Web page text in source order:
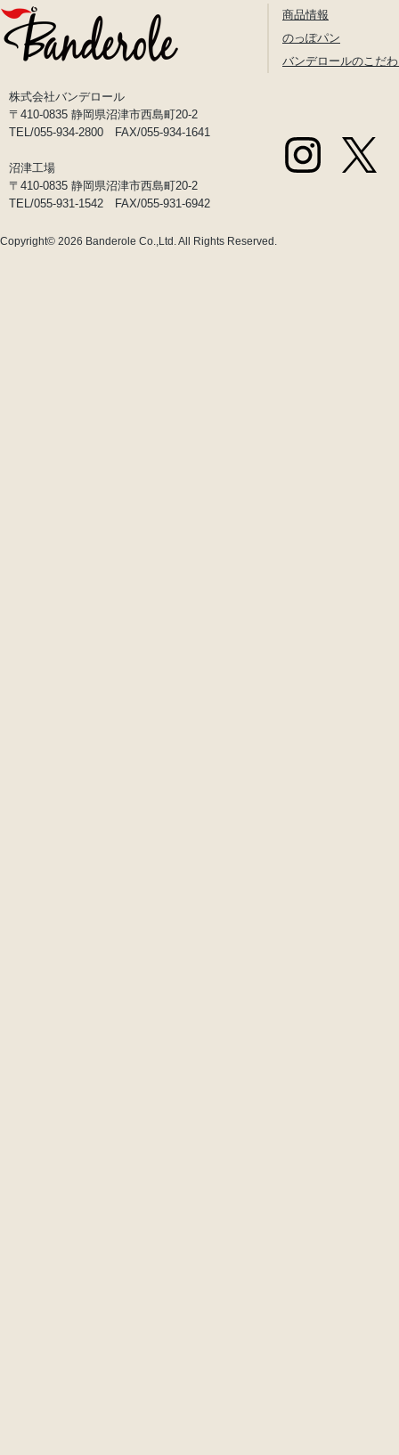
株式会社バンデロール
〒410-0835 静岡県沼津市西島町20-2
TEL/055-934-2800 FAX/055-934-1641
沼津工場
〒410-0835 静岡県沼津市西島町20-2
TEL/055-931-1542 FAX/055-931-6942
商品情報
のっぽパン
バンデロールのこだ
Copyright© 2026 Banderole Co.,Ltd.All Rights Reserved.